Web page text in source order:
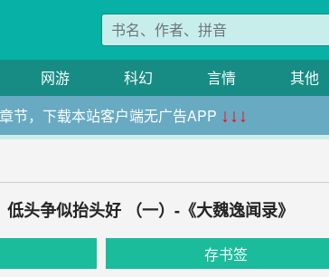
网游 科幻 言情 其他
节，下载本站客户端无广告APP ↓↓↓
头争似抬头好 （一）-《大魏逸闻录》
存书签